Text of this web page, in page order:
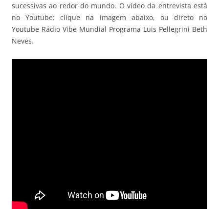
sucessivas ao redor do mundo. O vídeo da entrevista está
no Youtube: clique na imagem abaixo, ou direto no
Youtube Rádio Vibe Mundial Programa Luis Pellegrini Beth
Neves.